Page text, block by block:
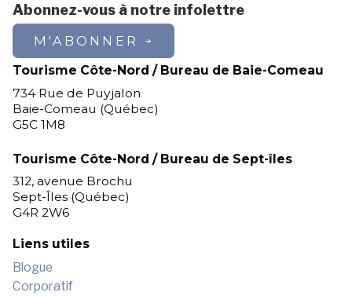
Abonnez-vous à notre infolettre
M'ABONNER
Tourisme Côte-Nord / Bureau de Baie-Comeau
734 Rue de Puyjalon
Baie-Comeau (Québec)
G5C 1M8
Tourisme Côte-Nord / Bureau de Sept-îles
312, avenue Brochu
Sept-Îles (Québec)
G4R 2W6
Liens utiles
Blogue
Corporatif